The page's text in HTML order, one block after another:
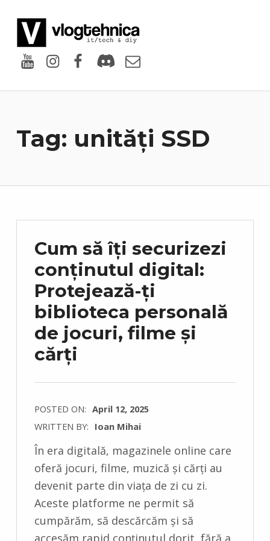
YoutubeInstagram
Facebook
DiscordEmail
Tag: unități SSD
Cum să îți securizezi
conținutul digital:
Protejează-ți
biblioteca personală
de jocuri, filme și
cărți
POSTED ON: April 12, 2025
WRITTEN BY: Ioan Mihai
C
M
M
În era digitală, magazinele online care
oferă jocuri, filme, muzică și cărți au
devenit parte din viața de zi cu zi.
Aceste platforme ne permit să
cumpărăm, să descărcăm și să